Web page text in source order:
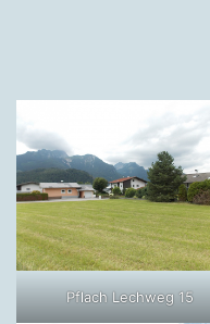
Pflach Lechweg 15